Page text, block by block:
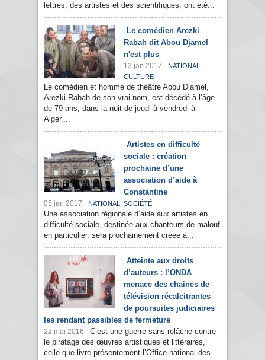
lettres, des artistes et des scientifiques, ont été...
Le comédien Arezki
Rabah dit Abou Djamel
n'est plus
13 jan 2017 NATIONAL ,
CULTURE
Le comédien et homme de théâtre Abou Djamel,
Arezki Rabah de son vrai nom, est décédé à l’âge
de 79 ans, dans la nuit de jeudi à vendredi à
Alger,...
Artistes en difficulté
sociale : création
prochaine d’une
association d’aide à
Constantine
05 jan 2017 NATIONAL , SOCIÉTÉ
Une association régionale d’aide aux artistes en
difficulté sociale, destinée aux chanteurs de malouf
en particulier, sera prochainement créée à...
Atteinte aux droits
d’auteurs : l’ONDA
menace des chaines de
télévision récalcitrantes
de poursuites judiciaires
les rendant passibles de fermeture
22 mai 2016
C’est une guerre sans relâche contre
le piratage des œuvres artistiques et littéraires,
celle que livre présentement l’Office national des